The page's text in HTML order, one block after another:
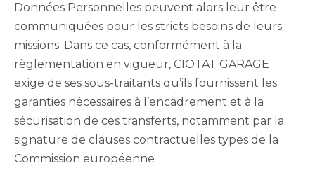
Données Personnelles peuvent alors leur être
communiquées pour les stricts besoins de leurs
missions. Dans ce cas, conformément à la
règlementation en vigueur, CIOTAT GARAGE
exige de ses sous-traitants qu’ils fournissent les
garanties nécessaires à l’encadrement et à la
sécurisation de ces transferts, notamment par la
signature de clauses contractuelles types de la
Commission européenne